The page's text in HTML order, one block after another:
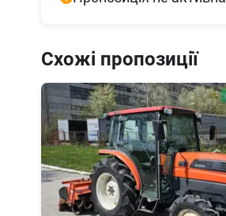
Схожі пропозиції